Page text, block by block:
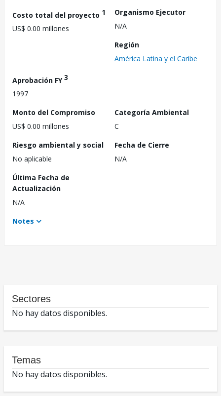
Costo total del proyecto 1
US$ 0.00 millones
Organismo Ejecutor
N/A
Región
América Latina y el Caribe
Aprobación FY3
1997
Monto del Compromiso
US$ 0.00 millones
Categoría Ambiental
C
Riesgo ambiental y social
No aplicable
Fecha de Cierre
N/A
Última Fecha de
Actualización
N/A
Notes
Sectores
No hay datos disponibles.
Temas
No hay datos disponibles.